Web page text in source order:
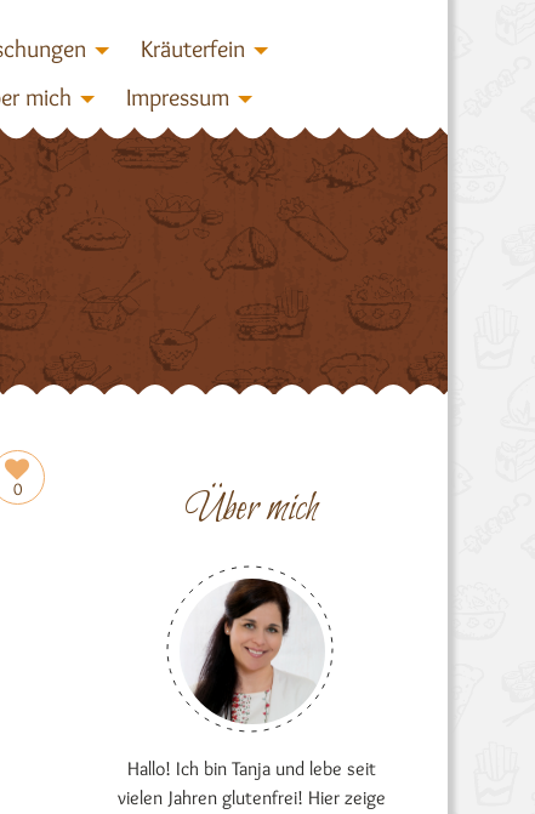
Kräuterfein
mich Impressum
0 Über mich
Hallo! Ich bin Tanja und lebe seit
vielen Jahren glutenfrei! Hier zeige